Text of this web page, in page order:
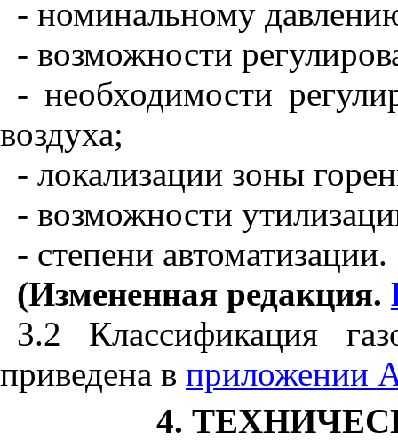
- номинальному
- возможности
- необходимости
воздуха;
- локализации зоны
- возможности
- степени автоматизации.
(Измененная редакция.
3.2 Классификация
приведена в приложении
4.